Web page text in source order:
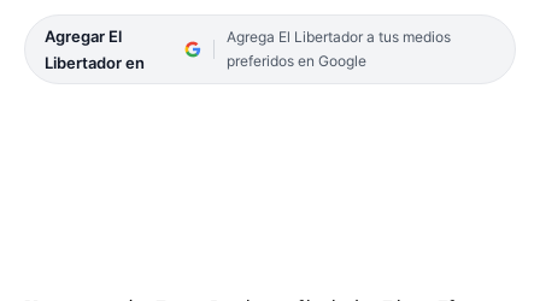
Agregar El
Libertador en
Agrega El Libertador a tus medios
preferidos en Google